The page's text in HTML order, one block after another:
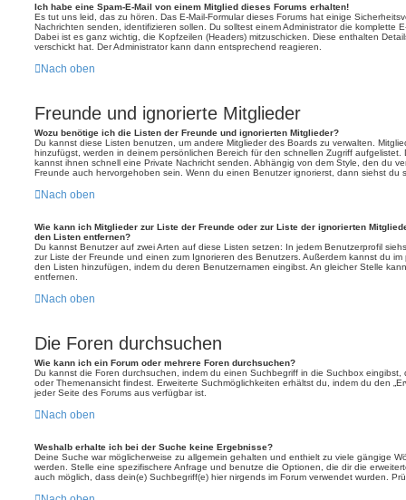
Ich habe eine Spam-E-Mail von einem Mitglied dieses Forums erhalten!
Es tut uns leid, das zu hören. Das E-Mail-Formular dieses Forums hat einige
Nachrichten senden, identifizieren sollen. Du solltest einem Administrator die komplette
Dabei ist es ganz wichtig, die Kopfzeilen (Headers) mitzuschicken. Diese enthalten
verschickt hat. Der Administrator kann dann entsprechend reagieren.
Nach oben
Freunde und ignorierte Mitglieder
Wozu benötige ich die Listen der Freunde und ignorierten Mitglieder?
Du kannst diese Listen benutzen, um andere Mitglieder des Boards zu verwalten.
hinzufügst, werden in deinem persönlichen Bereich für den schnellen Zugriff
kannst ihnen schnell eine Private Nachricht senden. Abhängig von dem Style, den du
Freunde auch hervorgehoben sein. Wenn du einen Benutzer ignorierst, dann siehst du
Nach oben
Wie kann ich Mitglieder zur Liste der Freunde oder zur Liste der ignorierten
den Listen entfernen?
Du kannst Benutzer auf zwei Arten auf diese Listen setzen: In jedem Benutzerprofil
zur Liste der Freunde und einen zum Ignorieren des Benutzers. Außerdem kannst du
den Listen hinzufügen, indem du deren Benutzernamen eingibst. An gleicher Stelle
entfernen.
Nach oben
Die Foren durchsuchen
Wie kann ich ein Forum oder mehrere Foren durchsuchen?
Du kannst die Foren durchsuchen, indem du einen Suchbegriff in die Suchbox eingibst,
oder Themenansicht findest. Erweiterte Suchmöglichkeiten erhältst du, indem du den
jeder Seite des Forums aus verfügbar ist.
Nach oben
Weshalb erhalte ich bei der Suche keine Ergebnisse?
Deine Suche war möglicherweise zu allgemein gehalten und enthielt zu viele gängige
werden. Stelle eine spezifischere Anfrage und benutze die Optionen, die dir die
auch möglich, dass dein(e) Suchbegriff(e) hier nirgends im Forum verwendet wurden.